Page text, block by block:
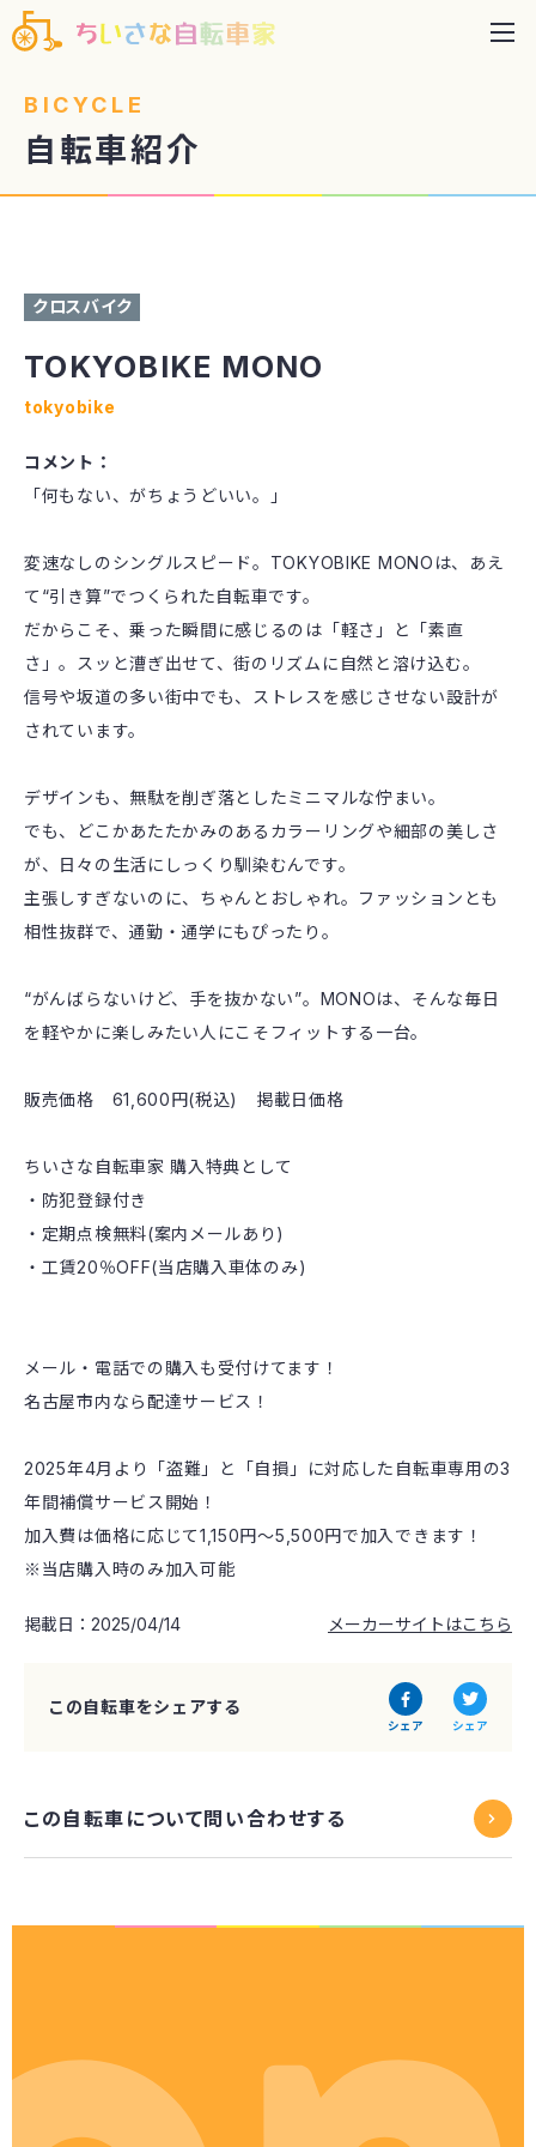
BICYCLE
自転車紹介
クロスバイク
TOKYOBIKE MONO
tokyobike
コメント：
「何もない、がちょうどいい。」
変速なしのシングルスピード。TOKYOBIKE MONOは、あえ
て“引き算”でつくられた自転車です。
だからこそ、乗った瞬間に感じるのは「軽さ」と「素直
さ」。スッと漕ぎ出せて、街のリズムに自然と溶け込む。
信号や坂道の多い街中でも、ストレスを感じさせない設計が
されています。
デザインも、無駄を削ぎ落としたミニマルな佇まい。
でも、どこかあたたかみのあるカラーリングや細部の美しさ
が、日々の生活にしっくり馴染むんです。
主張しすぎないのに、ちゃんとおしゃれ。ファッションとも
相性抜群で、通勤・通学にもぴったり。
“がんばらないけど、手を抜かない”。MONOは、そんな毎日
を軽やかに楽しみたい人にこそフィットする一台。
販売価格 61,600円(税込) 掲載日価格
ちいさな自転車家 購入特典として
・防犯登録付き
・定期点検無料(案内メールあり)
・工賃20％OFF(当店購入車体のみ)
メール・電話での購入も受付けてます！
名古屋市内なら配達サービス！
2025年4月より「盗難」と「自損」に対応した自転車専用の3
年間補償サービス開始！
加入費は価格に応じて1,150円〜5,500円で加入できます！
※当店購入時のみ加入可能
掲載日：2025/04/14 メーカーサイトはこちら
この自転車をシェアする
シェア シェア
この自転車について問い合わせする